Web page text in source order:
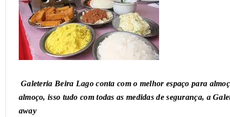
Galeteria Beira Lago conta com o melhor espaço para
almoço, isso tudo com todas as medidas de segurança, a
away